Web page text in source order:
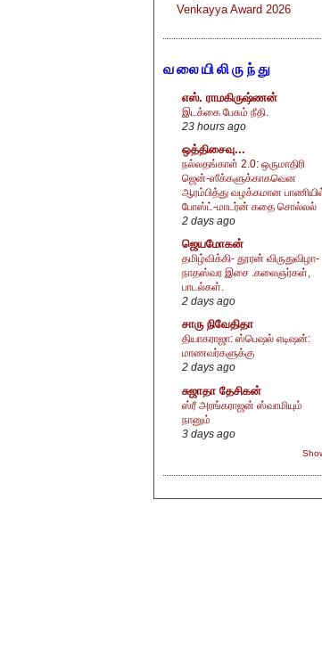
Venkayya Award 2026
வலையிலிருந்து
எஸ். ராமகிருஷ்ணன்
இடக்கை பேசும் நீதி.
23 hours ago
ஒத்திசைவு...
நல்லதங்காள் 2.0: ஒருமாதிரி
ஜென்-ஸீக்களுக்காகவென
ஆரம்பித்து வழக்கமான
போஸ்ட்-மாடர்ன் கதை சொல்லல்
2 days ago
ஜெயமோகன்
தமிழ்விக்கி- தூரன் விருதுவிழா-
நாதஸ்வர இசை .கலைஞர்கள்,
பாடல்கள்.
2 days ago
சாரு நிவேதிதா
தியாகராஜா: ஸ்பெஷல் எடிஷன்:
மாணவர்களுக்கு
2 days ago
சுஜாதா தேசிகன்
ஸ்ரீ அரங்கராஜன் ஸ்வாமியும்
நானும்
3 days ago